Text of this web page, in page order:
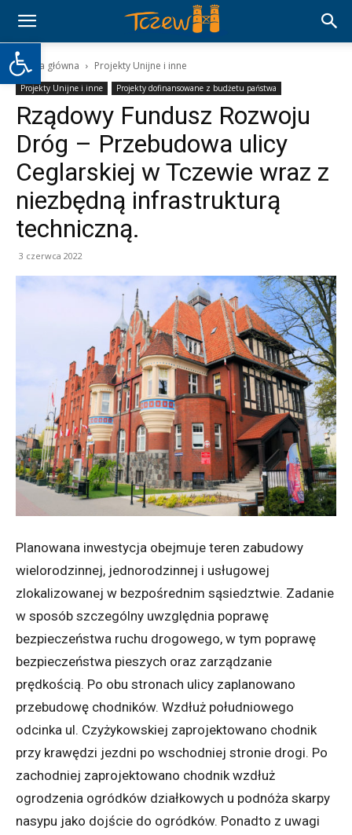
Otwórz pasek narzędzi
Strona główna Projekty Unijne i inne
Projekty Unijne i inne Projekty dofinansowane z budżetu państwa
Rządowy Fundusz Rozwoju
Dróg – Przebudowa ulicy
Ceglarskiej w Tczewie wraz z
niezbędną infrastrukturą
techniczną.
3 czerwca 2022
Planowana inwestycja obejmuje teren zabudowy
wielorodzinnej, jednorodzinnej i usługowej
zlokalizowanej w bezpośrednim sąsiedztwie. Zadanie
w sposób szczególny uwzględnia poprawę
bezpieczeństwa ruchu drogowego, w tym poprawę
bezpieczeństwa pieszych oraz zarządzanie
prędkością. Po obu stronach ulicy zaplanowano
przebudowę chodników. Wzdłuż południowego
odcinka ul. Czyżykowskiej zaprojektowano chodnik
przy krawędzi jezdni po wschodniej stronie drogi. Po
zachodniej zaprojektowano chodnik wzdłuż
ogrodzenia ogródków działkowych u podnóża skarpy
nasypu jako dojście do ogródków. Ponadto z uwagi